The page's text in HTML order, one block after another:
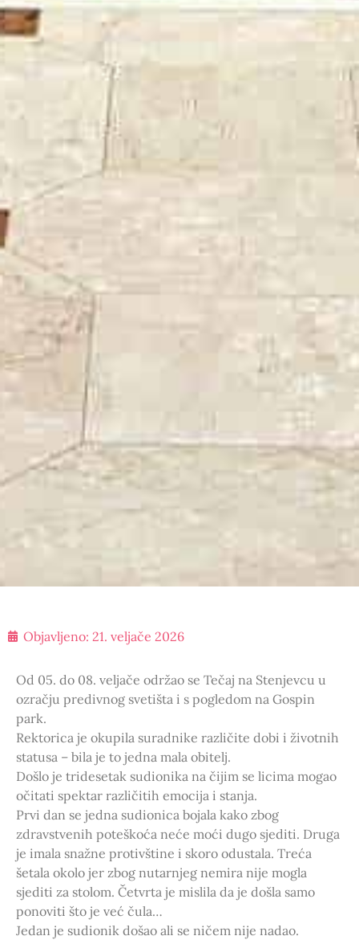
Objavljeno: 21. veljače 2026
Od 05. do 08. veljače održao se Tečaj na Stenjevcu u
ozračju predivnog svetišta i s pogledom na Gospin
park.
Rektorica je okupila suradnike različite dobi i životnih
statusa – bila je to jedna mala obitelj.
Došlo je tridesetak sudionika na čijim se licima mogao
očitati spektar različitih emocija i stanja.
Prvi dan se jedna sudionica bojala kako zbog
zdravstvenih poteškoća neće moći dugo sjediti. Druga
je imala snažne protivštine i skoro odustala. Treća
šetala okolo jer zbog nutarnjeg nemira nije mogla
sjediti za stolom. Četvrta je mislila da je došla samo
ponoviti što je već čula…
Jedan je sudionik došao ali se ničem nije nadao.